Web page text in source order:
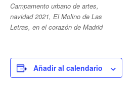
Campamento urbano de artes,
navidad 2021, El Molino de Las
Letras, en el corazón de Madrid
Añadir al calendario